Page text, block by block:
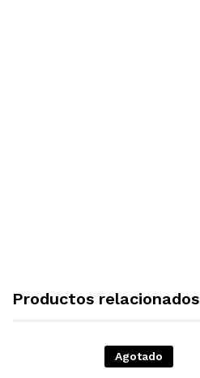
Productos relacionados
Agotado